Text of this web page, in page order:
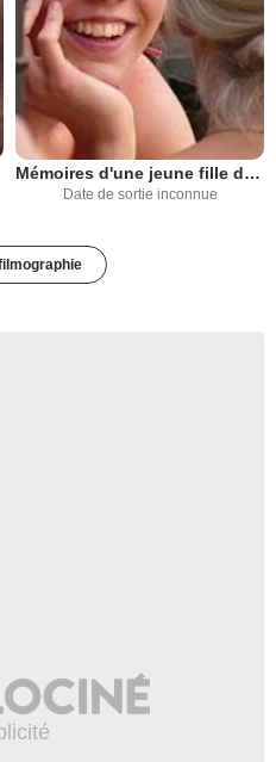
Mémoires d'une jeune fille dérangée
Date de sortie inconnue